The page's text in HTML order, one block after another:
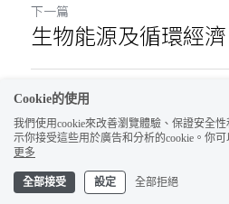
下一篇
生物能源及循環經濟
返回網站
Cookie的使用
我們使用cookie來改善瀏覽體驗、保證安全
示你接受這些用於廣告和分析的cookie。你可
更多
全部接受 設定 全部拒絕